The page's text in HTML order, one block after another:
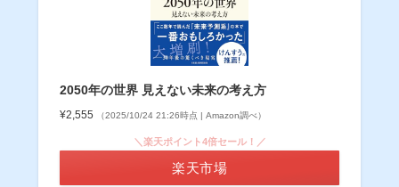
2050年の世界 見えない未来の考え方
¥2,555 （2025/10/24 21:26時点 | Amazon調べ）
＼楽天ポイント4倍セール！／
楽天市場